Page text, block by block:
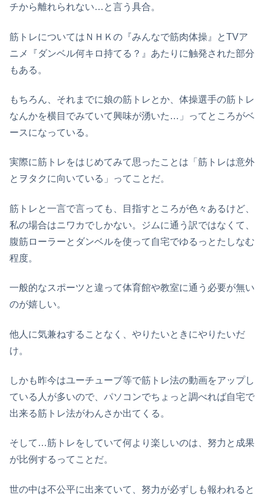
チから離れられない…と言う具合。
筋トレについてはＮＨＫの『みんなで筋肉体操』とTVア
ニメ『ダンベル何キロ持てる？』あたりに触発された部分
もある。
もちろん、それまでに娘の筋トレとか、体操選手の筋トレ
なんかを横目でみていて興味が湧いた…」ってところがベ
ースになっている。
実際に筋トレをはじめてみて思ったことは「筋トレは意外
とヲタクに向いている」ってことだ。
筋トレと一言で言っても、目指すところが色々あるけど、
私の場合はニワカでしかない。ジムに通う訳ではなくて、
腹筋ローラーとダンベルを使って自宅でゆるっとたしなむ
程度。
一般的なスポーツと違って体育館や教室に通う必要が無い
のが嬉しい。
他人に気兼ねすることなく、やりたいときにやりたいだ
け。
しかも昨今はユーチューブ等で筋トレ法の動画をアップし
ている人が多いので、パソコンでちょっと調べれば自宅で
出来る筋トレ法がわんさか出てくる。
そして…筋トレをしていて何より楽しいのは、努力と成果
が比例するってことだ。
世の中は不公平に出来ていて、努力が必ずしも報われると